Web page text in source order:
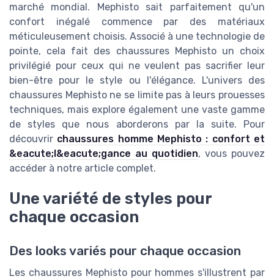
marché mondial. Mephisto sait parfaitement qu'un
confort inégalé commence par des matériaux
méticuleusement choisis. Associé à une technologie de
pointe, cela fait des chaussures Mephisto un choix
privilégié pour ceux qui ne veulent pas sacrifier leur
bien-être pour le style ou l'élégance. L'univers des
chaussures Mephisto ne se limite pas à leurs prouesses
techniques, mais explore également une vaste gamme
de styles que nous aborderons par la suite. Pour
découvrir chaussures homme Mephisto : confort et
&eacute;l&eacute;gance au quotidien, vous pouvez
accéder à notre article complet.
Une variété de styles pour
chaque occasion
Des looks variés pour chaque occasion
Les chaussures Mephisto pour hommes s'illustrent par